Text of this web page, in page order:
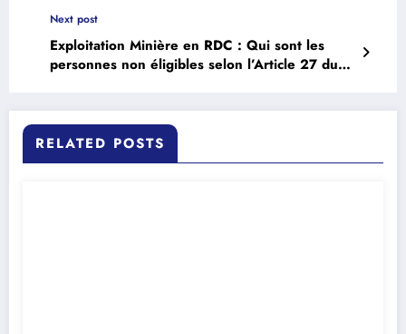
Next post
Exploitation Minière en RDC : Qui sont les
personnes non éligibles selon l’Article 27 du
RELATED POSTS